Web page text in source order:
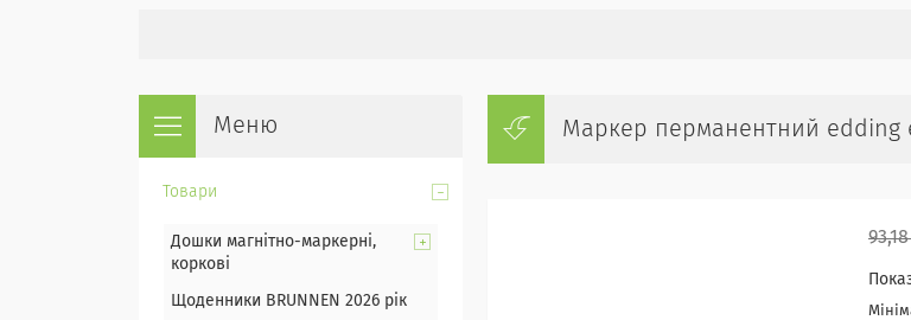
Маркер перманентний edding
Товари
Дошки магнітно-маркерні,
коркові
Щоденники BRUNNEN 2026 рік